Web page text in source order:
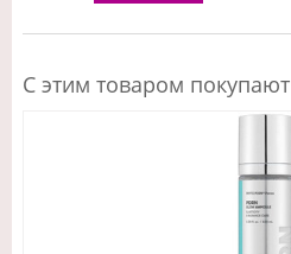
С этим товаром покупают